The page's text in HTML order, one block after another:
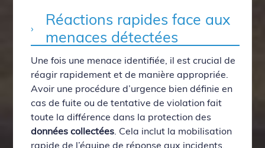
Réactions rapides face aux
menaces détectées
Une fois une menace identifiée, il est crucial de
réagir rapidement et de manière appropriée.
Avoir une procédure d’urgence bien définie en
cas de fuite ou de tentative de violation fait
toute la différence dans la protection des
données collectées. Cela inclut la mobilisation
rapide de l’équipe de réponse aux incidents,